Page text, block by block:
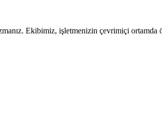
Ekibimiz, işletmenizin çevrimiçi ortamda